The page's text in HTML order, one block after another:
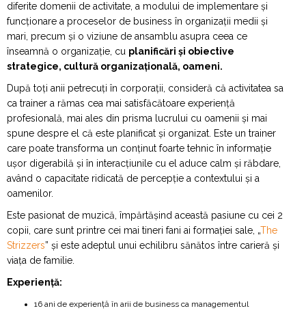
diferite domenii de activitate, a modului de implementare și
funcționare a proceselor de business în organizații medii și
mari, precum și o viziune de ansamblu asupra ceea ce
înseamnă o organizație, cu planificări și obiective
strategice, cultură organizațională, oameni.
După toți anii petrecuți în corporații, consideră că activitatea sa
ca trainer a rămas cea mai satisfăcătoare experiență
profesională, mai ales din prisma lucrului cu oamenii și mai
spune despre el că este planificat și organizat. Este un trainer
care poate transforma un conținut foarte tehnic în informație
ușor digerabilă și în interacțiunile cu el aduce calm și răbdare,
având o capacitate ridicată de percepție a contextului și a
oamenilor.
Este pasionat de muzică, împărtășind această pasiune cu cei 2
copii, care sunt printre cei mai tineri fani ai formației sale, „The
Strizzers” și este adeptul unui echilibru sănătos între carieră și
viața de familie.
Experiență:
16 ani de experiență în arii de business ca managementul